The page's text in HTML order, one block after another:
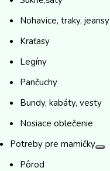
Nohavice, traky, jeansy
Kraťasy
Legíny
Pančuchy
Bundy, kabáty, vesty
Nosiace oblečenie
Potreby pre mamičky
Pôrod